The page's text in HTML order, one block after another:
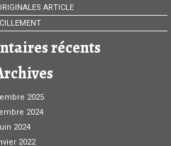
ARTICLE
récents
2025
2024
2024
2022